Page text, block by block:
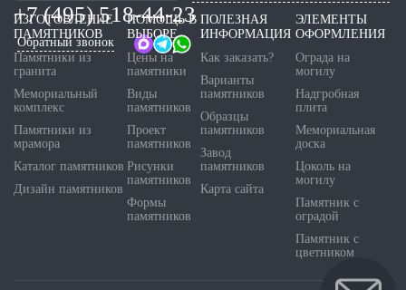
+7 (495) 518-44-23
Обратный звонок
ИЗГОТОВЛЕНИЕ
ПАМЯТНИКОВ
Памятники из
гранита
Мемориальный
комплекс
Памятники из
мрамора
Каталог памятников
Дизайн памятников
ПОМОЩЬ В
ВЫБОРЕ
Цены на
памятники
Виды
памятников
Проект
памятников
Рисунки
памятников
Формы
памятников
ПОЛЕЗНАЯ
ИНФОРМАЦИЯ
Как заказать?
Варианты
памятников
Образцы
памятников
Завод
памятников
Карта сайта
ЭЛЕМЕНТЫ
ОФОРМЛЕНИЯ
Ограда на
могилу
Надгробная
плита
Мемориальная
доска
Цоколь на
могилу
Памятник с
оградой
Памятник с
цветником